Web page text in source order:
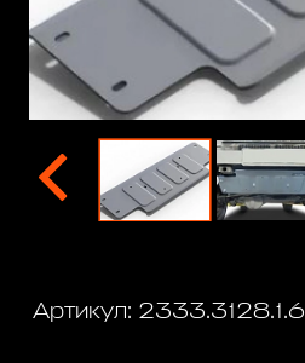
Артикул: 2333.3128.1.6